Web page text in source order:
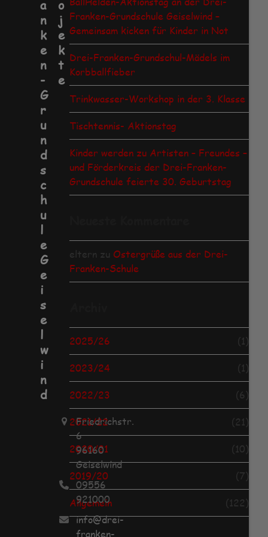
Franken-Grundschule Geiselwind –
Gemeinsam kicken für Kinder in Not
Drei-Franken-Grundschul-Mädels im
Korbballfieber
Trinkwasser-Workshop in der 3. Klasse
Tischtennis- Aktionstag
Kinder werden zu Artisten – Freundes –
und Förderkreis der Drei-Franken-
Grundschule feierte 30. Geburtstag
eltern zu Ostergrüße aus der Drei-
Franken-Schule
2025/26
(1)
2023/24
(1)
2022/23
(6)
2021/22
(21)
2020/21
(10)
2019/20
(7)
Allgemein
(122)
a
n
k
e
n
-
G
r
u
n
d
s
c
h
u
l
e
G
e
i
s
e
l
w
i
n
d
Friedrichstr.
6
96160
Geiselwind
09556
921000
info@drei-
franken-
o
j
e
k
t
e